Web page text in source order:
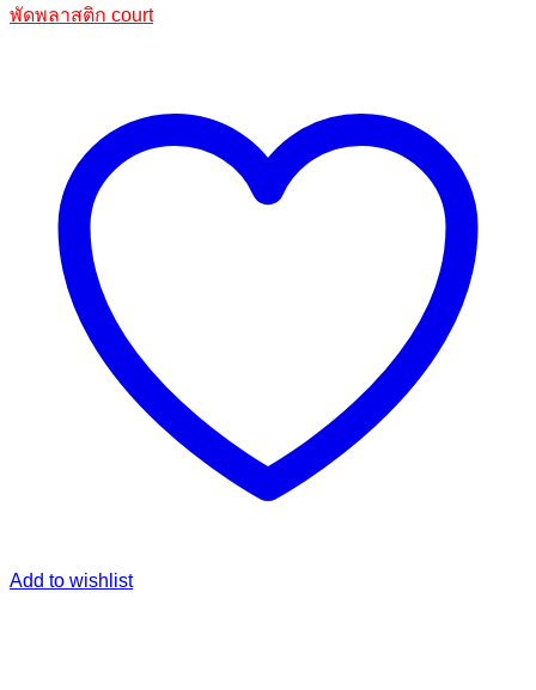
พัดพลาสติก court
Add to wishlist